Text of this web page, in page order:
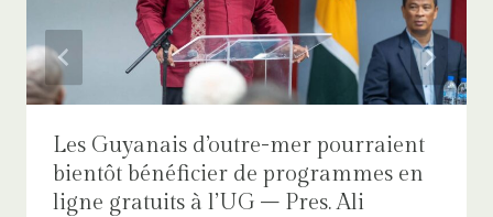
Les Guyanais d’outre-mer pourraient
bientôt bénéficier de programmes en
ligne gratuits à l’UG – Pres. Ali